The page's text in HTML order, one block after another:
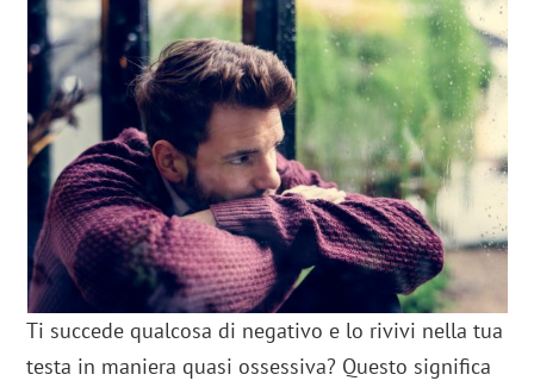
Ti succede qualcosa di negativo e lo rivivi nella tua
testa in maniera quasi ossessiva? Questo significa